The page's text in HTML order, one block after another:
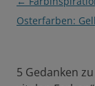
Osterfarben:
5 Gedanken zu